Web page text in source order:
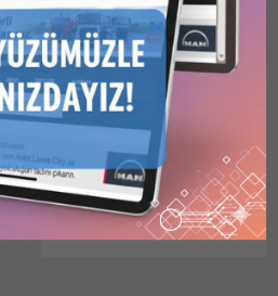
ŞANLIURFA GENÇLİK VE
SPOR İL MÜDÜRLÜĞÜ,
ETÜD PROJE HİZMETİ
ALACAK
Şanlıurfa Gençlik ve Spor İl
Müdürlüğü tarafından
yapılan duyuruya göre
15.12.2025 0